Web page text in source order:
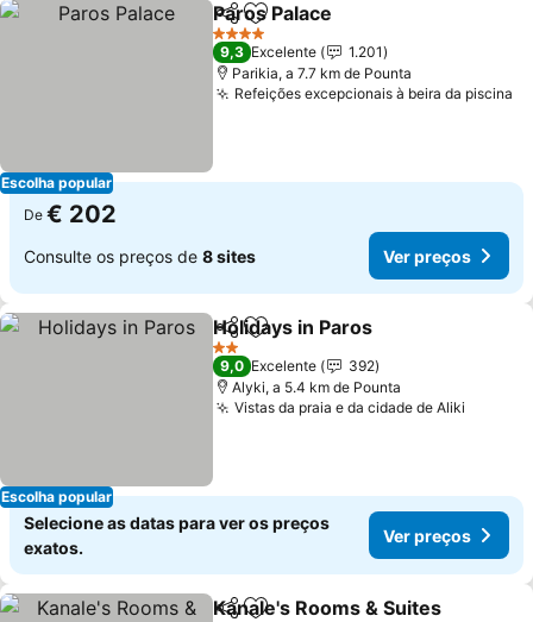
Escolha popular
PartilharAdicionar aos favoritos
Paros Palace
4 Estrelas
9,3 Excelente
1.201
Parikia, a 7.7 km de Pounta
Refeições excepcionais à beira da piscina
De € 202
Consulte os preços de 8 sites Ver preços
Escolha popular
PartilharAdicionar aos favoritos
Holidays in Paros
2 Estrelas
9,0 Excelente
392
Alyki, a 5.4 km de Pounta
Vistas da praia e da cidade de Aliki
Selecione as datas para ver os preços
exatos.
Ver preços
Kanale's Rooms & Suites